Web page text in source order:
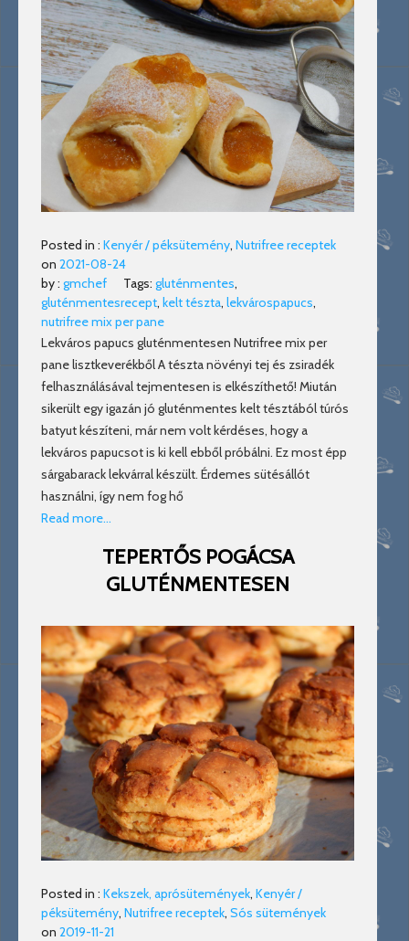
Posted in : Kenyér / péksütemény, Nutrifree receptek
on 2021-08-24
by : gmchef Tags: gluténmentes,
gluténmentesrecept, kelt tészta, lekvárospapucs,
nutrifree mix per pane
Lekváros papucs gluténmentesen Nutrifree mix per
pane lisztkeverékből A tészta növényi tej és zsiradék
felhasználásával tejmentesen is elkészíthető! Miután
sikerült egy igazán jó gluténmentes kelt tésztából túrós
batyut készíteni, már nem volt kérdéses, hogy a
lekváros papucsot is ki kell ebből próbálni. Ez most épp
sárgabarack lekvárral készült. Érdemes sütésállót
használni, így nem fog hő
Read more…
TEPERTŐS POGÁCSA
GLUTÉNMENTESEN
Posted in : Kekszek, aprósütemények, Kenyér /
péksütemény, Nutrifree receptek, Sós sütemények
on 2019-11-21